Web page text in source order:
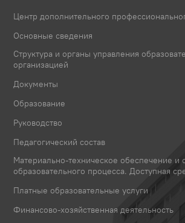
Центр дополнительного
Основные сведения
Структура и органы управления
организацией
Документы
Образование
Руководство
Педагогический состав
Материально-техническое обеспечение и
образовательного процесса. Доступная
Платные образовательные услуги
Финансово-хозяйственная деятельность